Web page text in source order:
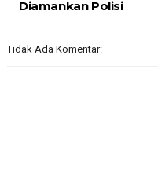
Diamankan Polisi
Tidak Ada Komentar: